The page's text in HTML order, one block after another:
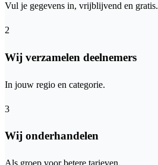
Vul je gegevens in, vrijblijvend en gratis.
2
Wij verzamelen deelnemers
In jouw regio en categorie.
3
Wij onderhandelen
Als groep voor betere tarieven.